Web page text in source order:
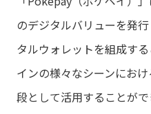
のデジタルバリューを発
タルウォレットを組成す
インの様々なシーンにお
段として活用することがで